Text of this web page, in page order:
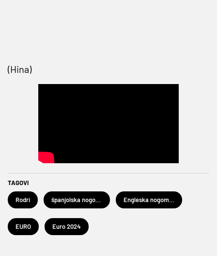
(Hina)
TAGOVI
Rodri
EURO Euro 2024